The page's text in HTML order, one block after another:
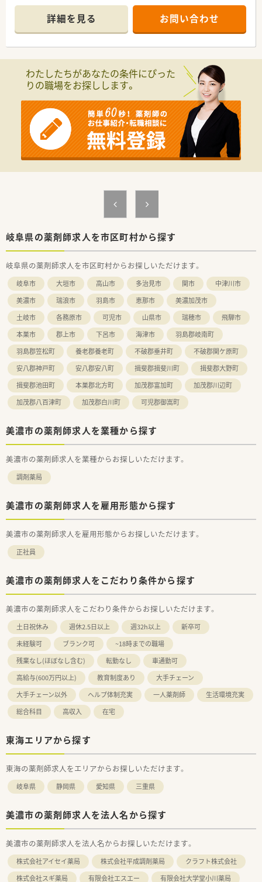
も拡大していく予定です！
■「みんなで創り、みんなで育てる」会社という社長のお考えも
あり、社長との距離が近く社員との風通しに自信があります。
■独立を考えている薬剤師を応援し、実績が多数ある会社です。
険の種類、レセプト請求等、通常業務以外の薬局経営に関わる全
てをレクチャ一します。
■従業員の約半数が女性です。管理薬剤師として活躍されてい
る女性スタッフも多く、上を目指せる環境もあります。
■女性が働きやすい職場環境をつくり、サポートするために産
休・育休制度も充実しており実績も多数あります。
育休復帰後、パート社員への転換のご相談が可能です。もちろ
ん、正社員でのフルタイム出勤でのご復帰いただけます。
■育児が落ち着いて社会復帰・現場復帰を考えているパパ・ママ
薬剤師をサポートするために、丁寧な教育・指導、勤務管理など
を実施しております。
■ご年収600万相談可能で、お休みも週休2.5日と充実しており
が可能です。
■常時複数名体制の勤務となっております。
詳細を見る お問い合わせ
わたしたちがあなたの条件にぴった
りの職場をお探しします。
岐阜県の薬剤師求人を市区町村から探す
岐阜県の薬剤師求人を市区町村からお探しいただけます。
岐阜市 大垣市 高山市 多治見市 関市
中津川市
美濃市
瑞浪市 羽島市 恵那市
美濃加茂市
土岐市
各務原市 可児市 山県市 瑞穂市
飛騨市
本巣市
郡上市 下呂市 海津市
羽島郡岐南町
羽島郡笠松町
養老郡養老町 不破郡垂井町
不破郡関ケ原町
安八郡神戸町
安八郡安八町 揖斐郡揖斐川町
揖斐郡大野町
揖斐郡池田町
本巣郡北方町 加茂郡富加町
加茂郡川辺町
加茂郡八百津町
加茂郡白川町 可児郡御嵩町
美濃市の薬剤師求人を業種から探す
美濃市の薬剤師求人を業種からお探しいただけます。
調剤薬局
美濃市の薬剤師求人を雇用形態から探す
美濃市の薬剤師求人を雇用形態からお探しいただけます。
正社員
美濃市の薬剤師求人をこだわり条件から探す
美濃市の薬剤師求人をこだわり条件からお探しいただけます。
土日祝休み 週休2.5日以上 週32h以上
新卒可
未経験可
ブランク可
~18時までの職場
残業なし(ほぼなし含む)
転勤なし
車通勤可
高給与(600万円以上)
教育制度あり
大手チェーン
大手チェーン以外
ヘルプ体制充実 一人薬剤師
生活環境充実
総合科目
高収入 在宅
東海エリアから探す
東海の薬剤師求人をエリアからお探しいただけます。
岐阜県 静岡県 愛知県 三重県
美濃市の薬剤師求人を法人名から探す
美濃市の薬剤師求人を法人名からお探しいただけます。
株式会社アイセイ薬局 株式会社平成調剤薬局
クラフト株式会社
株式会社スギ薬局
有限会社エスエー
有限会社大学堂小川薬局